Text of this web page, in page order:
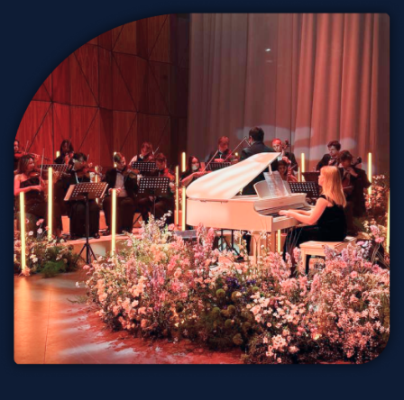
Для крупного
мероприятия (300+ гостей)
Камерный оркестр (15–30 музыкантов)—
мощнее по масштабу, подходит для больших
площадок
Симфонический оркестр (40–80+